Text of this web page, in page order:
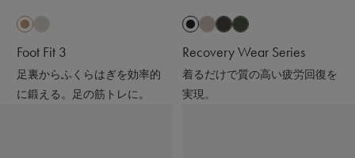
Foot Fit 3
足裏からふくらはぎを効率的
に鍛える。足の筋トレに。
Recovery Wear Series
着るだけで質の高い疲労回復を
実現。